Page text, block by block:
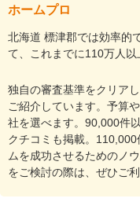
ホームプロ
北海道 標津郡では効率的
て、これまでに110万人以
独自の審査基準をクリア
ご紹介しています。予算
社を選べます。90,000件
クチコミも掲載。
ムを成功させるためのノ
をご検討の際は、ぜひご利